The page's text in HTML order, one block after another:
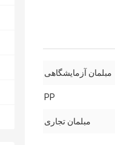
مبلمان آزمایشگاهی
PP
مبلمان تجاری